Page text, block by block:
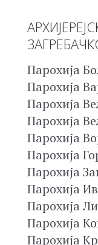
Парохија
Парохија
Парохија
Парохија
Парохија
Парохија
Парохија
Парохија
Парохија
Парохија
Парохија